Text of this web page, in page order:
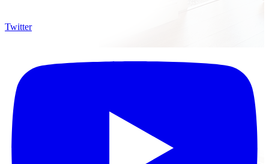
Twitter